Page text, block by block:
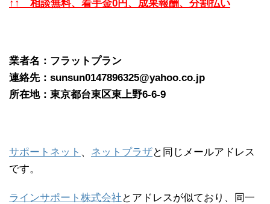
↑↑ 相談無料、着手金0円、成果報酬、分割払い
業者名：フラットプラン
連絡先：sunsun0147896325@yahoo.co.jp
所在地：東京都台東区東上野6-6-9
サポートネット 、 ネットプラザと同じメールアドレス
です。
ラインサポート株式会社 とアドレスが似ており、同一